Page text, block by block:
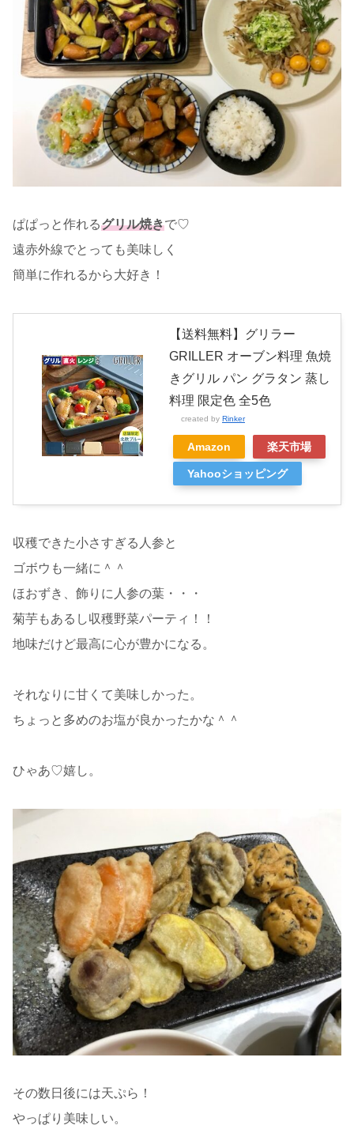
ぱぱっと作れるグリル焼きで♡
遠赤外線でとっても美味しく
簡単に作れるから大好き！
【送料無料】グリラー
GRILLER オーブン料理 魚焼
きグリル パン グラタン 蒸し
料理 限定色 全5色
created by Rinker
Amazon 楽天市場
Yahooショッピング
収穫できた小さすぎる人参と
ゴボウも一緒に＾＾
ほおずき、飾りに人参の葉・・・
菊芋もあるし収穫野菜パーティ！！
地味だけど最高に心が豊かになる。
それなりに甘くて美味しかった。
ちょっと多めのお塩が良かったかな＾＾
ひゃあ♡嬉し。
その数日後には天ぷら！
やっぱり美味しい。